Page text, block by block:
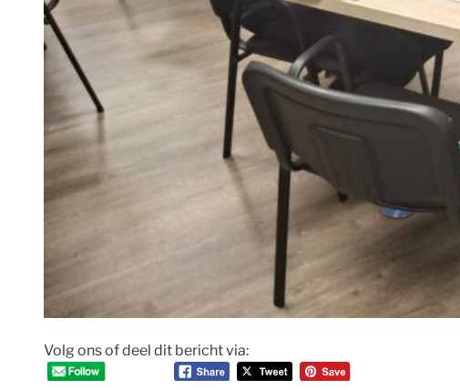
Volg ons of deel dit bericht via: